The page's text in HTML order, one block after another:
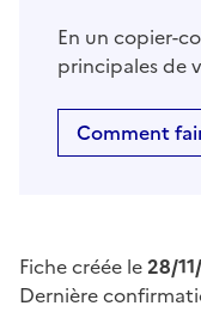
En un copier-
principales de
Comment
Fiche créée le28/
Dernière